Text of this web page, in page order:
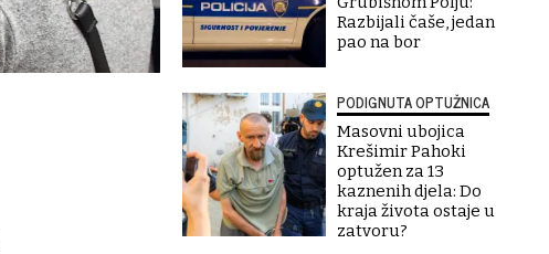
Razbijali čaše, jedan
pao na bor
PODIGNUTA OPTUŽNICA
Masovni ubojica
Krešimir Pahoki
optužen za 13
kaznenih djela: Do
kraja života ostaje u
zatvoru?